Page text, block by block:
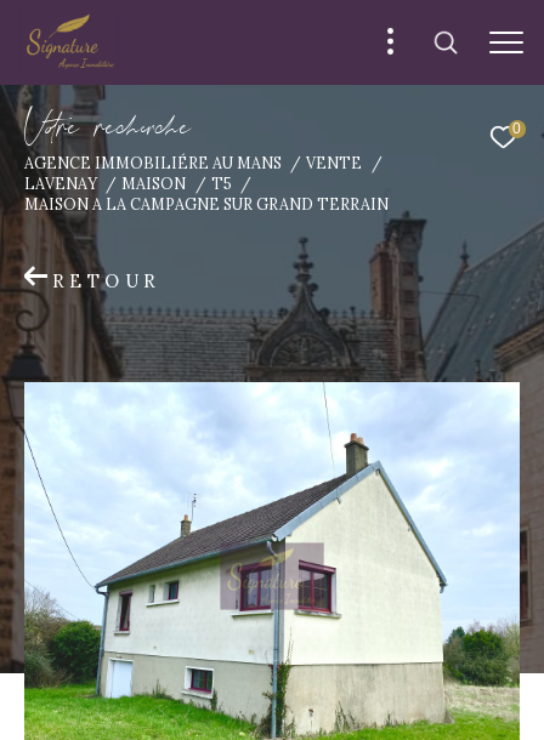
0
Vore recece
AGENCE IMMOBILIÉRE AU MANS
VENTE
LAVENAY
MAISON
T5
MAISON A LA CAMPAGNE SUR GRAND TERRAIN
RETOUR